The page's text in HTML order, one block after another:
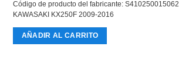
Código de producto del fabricante: S410250015062
KAWASAKI KX250F 2009-2016
AÑADIR AL CARRITO